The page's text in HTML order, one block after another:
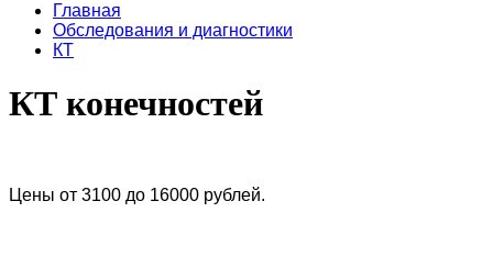
Главная
Обследования и диагностики
КТ
КТ конечностей
Цены от 3100 до 16000 рублей.